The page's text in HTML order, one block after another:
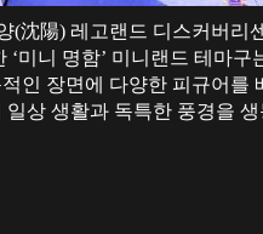
(沈陽) 레고랜드 디스커버리
‘미니 명함’ 미니랜드 테마
인 장면에 다양한 피규어를
상 생활과 독특한 풍경을